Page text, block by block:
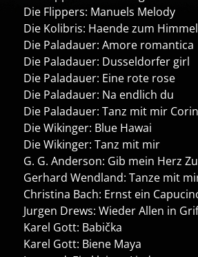
Die Flippers: Manuels Melody
Die Kolibris: Haende zum Himmel
Die Paladauer: Amore romantica
Die Paladauer: Dusseldorfer girl
Die Paladauer: Eine rote rose
Die Paladauer: Na endlich du
Die Paladauer: Tanz mit mir
Die Wikinger: Blue Hawai
Die Wikinger: Tanz mit mir
G. G. Anderson: Gib mein Herz
Gerhard Wendland: Tanze mit
Christina Bach: Ernst ein
Jurgen Drews: Wieder Allen in
Karel Gott: Babička
Karel Gott: Biene Maya